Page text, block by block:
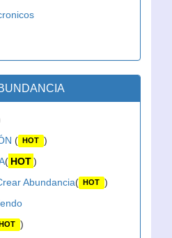
( HOT )
( HOT )
Abundancia( HOT )
HOT )